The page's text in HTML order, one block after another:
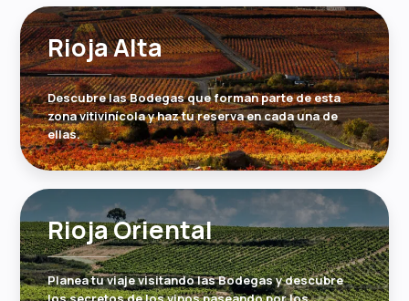
Rioja Alta
Descubre las Bodegas que forman parte de esta
zona vitivinícola y haz tu reserva en cada una de
ellas.
Rioja Oriental
Planea tu viaje visitando las Bodegas y descubre